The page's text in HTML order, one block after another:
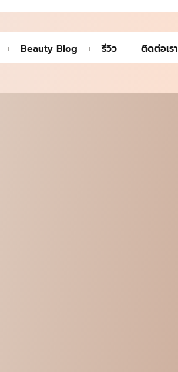
Beauty Blog รีวิว ติดต่อเรา